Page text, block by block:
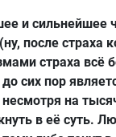
и сильнейшее
после страха
страха всё
сих пор
на
в её суть.